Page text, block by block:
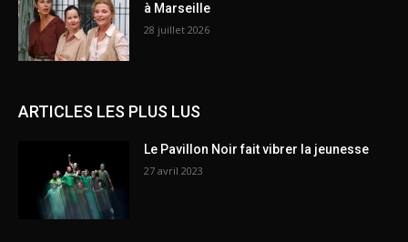
à Marseille
28 juillet 2026
ARTICLES LES PLUS LUS
Le Pavillon Noir fait vibrer la jeunesse
27 avril 2023